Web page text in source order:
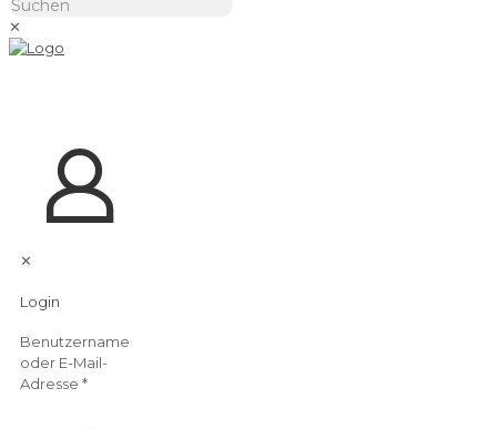
✕
✕
Login
Benutzername
oder E-Mail-
Adresse *